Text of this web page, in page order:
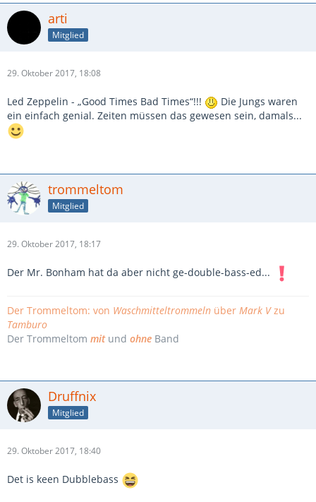
arti
Mitglied
29. Oktober 2017, 18:08
Led Zeppelin - „Good Times Bad Times“!!!
Die Jungs waren
ein einfach genial. Zeiten müssen das gewesen sein, damals...
trommeltom
Mitglied
29. Oktober 2017, 18:17
Der Mr. Bonham hat da aber nicht ge-double-bass-ed...
Der Trommeltom: von Waschmitteltrommeln über Mark Vzu
Tamburo
Der Trommeltom mitund ohne Band
Druffnix
Mitglied
29. Oktober 2017, 18:40
Det is keen Dubblebass